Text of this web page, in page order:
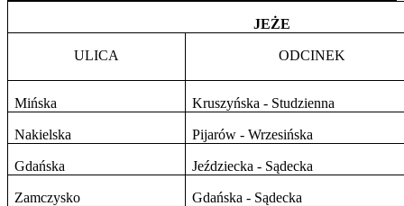
JEŻE
ULICA ODCINEK
Mińska Kruszyńska - Studzienna
Nakielska Pijarów - Wrzesińska
Gdańska Jeździecka - Sądecka
Zamczysko Gdańska - Sądecka